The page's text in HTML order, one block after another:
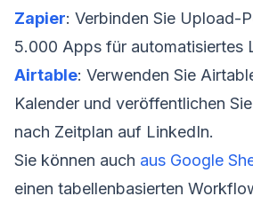
Zapier: Verbinden Sie Upload-
5.000 Apps für automatisiertes
Airtable: Verwenden Sie
Kalender und veröffentlichen
nach Zeitplan auf LinkedIn.
Sie können auch aus Google
einen tabellenbasierten